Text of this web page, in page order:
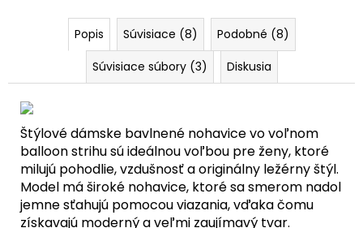
Popis Súvisiace (8)
Podobné (8)
Súvisiace súbory (3)
Diskusia
Štýlové dámske bavlnené nohavice vo voľnom
balloon strihu sú ideálnou voľbou pre ženy, ktoré
milujú pohodlie, vzdušnosť a originálny ležérny štýl.
Model má široké nohavice, ktoré sa smerom nadol
jemne sťahujú pomocou viazania, vďaka čomu
získavajú moderný a veľmi zaujímavý tvar.